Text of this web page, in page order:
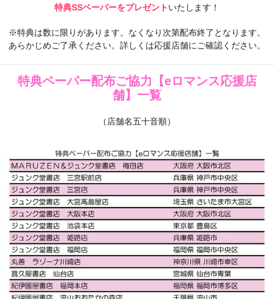
特典SSペーパーをプレゼントいたします！
※特典は数に限りがあります。なくなり次第配布終了となります。
あらかじめご了承ください。詳しくは応援店舗にご確認ください。
特典ペーパー配布ご協力【eロマンス応援店
舗】一覧
（店舗名五十音順）